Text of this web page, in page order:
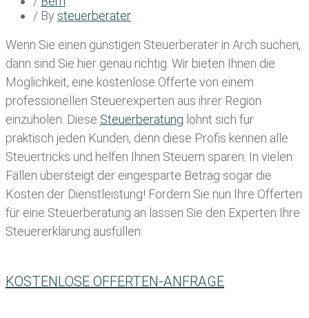
/ By steuerberater
Wenn Sie einen günstigen Steuerberater in Arch suchen,
dann sind Sie hier genau richtig. Wir bieten Ihnen die
Möglichkeit, eine kostenlose Offerte von einem
professionellen Steuerexperten aus ihrer Region
einzuholen. Diese Steuerberatung lohnt sich für
praktisch jeden Kunden, denn diese Profis kennen alle
Steuertricks und helfen Ihnen Steuern sparen. In vielen
Fällen übersteigt der eingesparte Betrag sogar die
Kosten der Dienstleistung! Fordern Sie nun Ihre Offerten
für eine Steuerberatung an lassen Sie den Experten Ihre
Steuererklärung ausfüllen:
KOSTENLOSE OFFERTEN-ANFRAGE